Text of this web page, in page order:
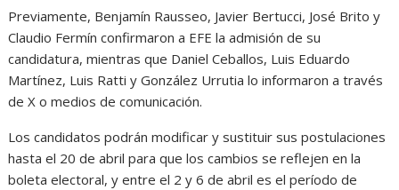
Previamente, Benjamín Rausseo, Javier Bertucci, José Brito y
Claudio Fermín confirmaron a EFE la admisión de su
candidatura, mientras que Daniel Ceballos, Luis Eduardo
Martínez, Luis Ratti y González Urrutia lo informaron a través
de X o medios de comunicación.
Los candidatos podrán modificar y sustituir sus postulaciones
hasta el 20 de abril para que los cambios se reflejen en la
boleta electoral, y entre el 2 y 6 de abril es el período de